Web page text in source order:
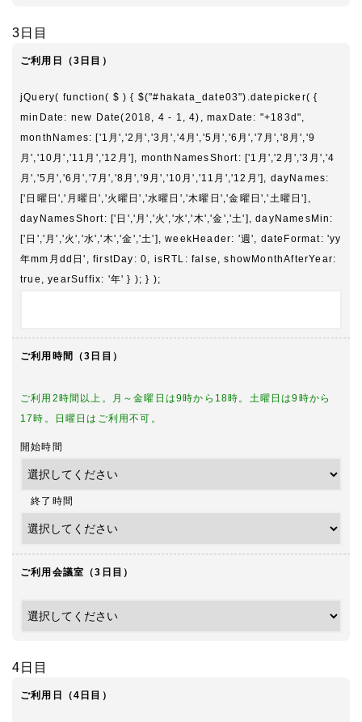
3日目
ご利用日（3日目）
jQuery( function( $ ) { $("#hakata_date03").datepicker( {
minDate: new Date(2018, 4 - 1, 4), maxDate: "+183d",
monthNames: ['1月','2月','3月','4月','5月','6月','7月','8月','9
月','10月','11月','12月'], monthNamesShort: ['1月','2月','3月','4
月','5月','6月','7月','8月','9月','10月','11月','12月'], dayNames:
['日曜日','月曜日','火曜日','水曜日','木曜日','金曜日','土曜日'],
dayNamesShort: ['日','月','火','水','木','金','土'], dayNamesMin:
['日','月','火','水','木','金','土'], weekHeader: '週', dateFormat: 'yy
年mm月dd日', firstDay: 0, isRTL: false, showMonthAfterYear:
true, yearSuffix: '年' } ); } );
ご利用時間（3日目）
ご利用2時間以上。月～金曜日は9時から18時。土曜日は9時から
17時。日曜日はご利用不可。
開始時間
終了時間
ご利用会議室（3日目）
4日目
ご利用日（4日目）